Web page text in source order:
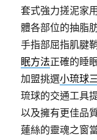
套式強力搓泥家
體各部位的抽脂
手指部屈指肌腱
眠方法正確的睡
加盟挑選小琉球
琉球的交通工具
以及擁有更佳品
蓮絲的靈魂之窗